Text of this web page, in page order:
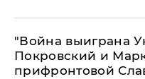
"Война выиграна
Покровский и
прифронтовой